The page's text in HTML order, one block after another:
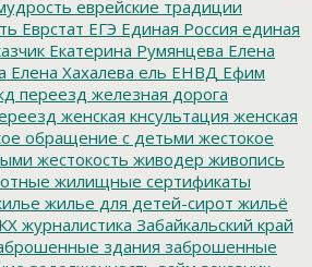
еврейские традиции
Еврстат ЕГЭ Единая Россия единая
Екатерина Румянцева Елена
Елена Хахалева ель ЕНВД Ефим
переезд железная дорога
женская кнсультация женская
обращение с детьми жестокое
жестокость живодер живопись
жилищные сертификаты
жилье для детей-сирот жильё
журналистика Забайкальский край
здания заброшенные